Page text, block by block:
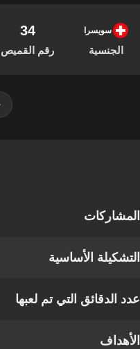
سويسرا
الجنسية
34
رقم القميص
المشاركات
التشكيلة الأساسية
عدد الدقائق التي تم لعبها
الأهداف